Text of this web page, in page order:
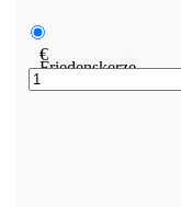
Friedenskerze
€